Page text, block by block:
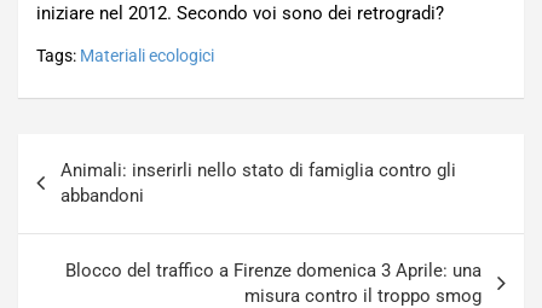
iniziare nel 2012. Secondo voi sono dei retrogradi?
Tags: Materiali ecologici
articoli
Animali: inserirli nello stato di famiglia contro gli
abbandoni
Blocco del traffico a Firenze domenica 3 Aprile: una
misura contro il troppo smog